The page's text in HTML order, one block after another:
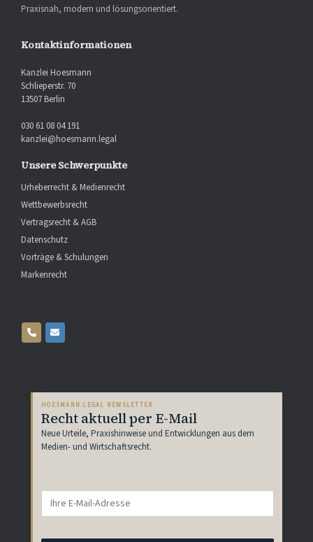
Praxisnah, modern und lösungsorientiert.
Kontaktinformationen
Kanzlei Hoesmann
Schlieperstr. 70
13507 Berlin
030 61 08 04 191
kanzlei@hoesmann.legal
Unsere Schwerpunkte
Urheberrecht & Medienrecht
Wettbewerbsrecht
Vertragsrecht & AGB
Datenschutz
Vorträge & Schulungen
Markenrecht
HOESMANN.LEGAL NEWSLETTER
Recht aktuell per E-Mail
Neue Urteile, Praxishinweise und Entwicklungen aus dem
Medien- und Wirtschaftsrecht.